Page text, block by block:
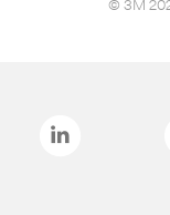
© 3M